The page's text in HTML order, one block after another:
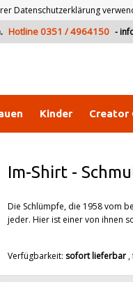
Datenschutzerklärung
Hotline 0351 / 4964150 -
Kinder Creator
Im-Shirt -
Die Schlümpfe, die 1958 vom
jeder. Hier ist einer von ihnen
Verfügbarkeit:sofort lieferbar